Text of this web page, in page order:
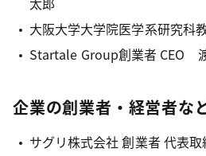
大阪大学大学院医学系研究
Startale Group創業者 CEO
企業の創業者・経営者な
サグリ株式会社 創業者 代表